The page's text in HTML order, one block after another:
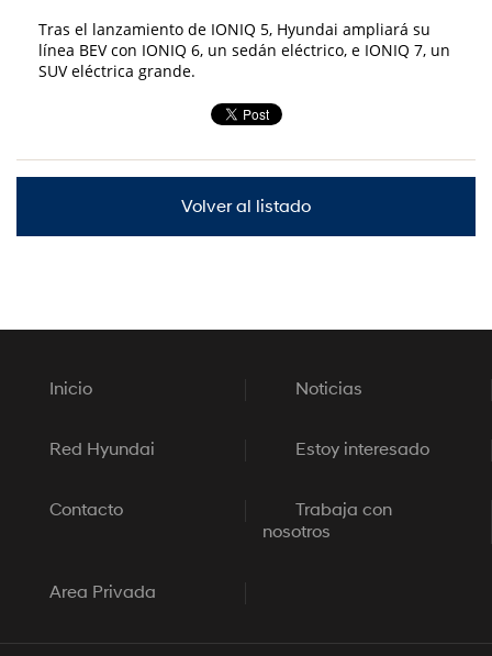
Tras el lanzamiento de IONIQ 5, Hyundai ampliará su
línea BEV con IONIQ 6, un sedán eléctrico, e IONIQ 7, un
SUV eléctrica grande.
Volver al listado
Inicio Noticias
Red Hyundai Estoy interesado
Contacto
Trabaja con
nosotros
Area Privada